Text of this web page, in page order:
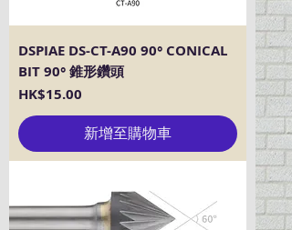
DSPIAE DS-CT-A90 90° CONICAL
BIT 90° 錐形鑽頭
價格
HK$15.00
新增至購物車